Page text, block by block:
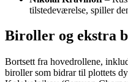
tilstedeværelse, spiller
Biroller og ekstra
Bortsett fra hovedrollene,
biroller som bidrar til plottets